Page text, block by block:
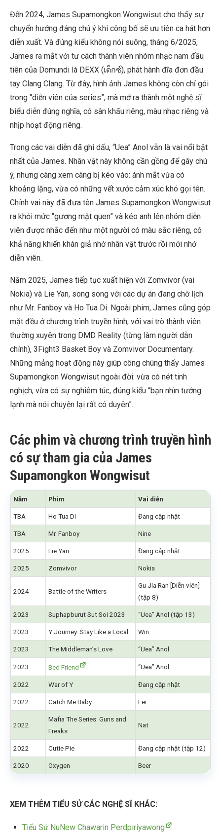
Đến 2024, James Supamongkon Wongwisut cho thấy sự
chuyển hướng đáng chú ý khi công bố sẽ ưu tiên ca hát hơn
diễn xuất. Và đúng kiểu không nói suông, tháng 6/2025,
James ra mắt với tư cách thành viên nhóm nhạc nam đầu
tiên của Domundi là DEXX (เด็กซ์), phát hành đĩa đơn đầu
tay Clang Clang. Từ đây, hình ảnh James không còn chỉ gói
trong “diễn viên của series”, mà mở ra thành một nghệ sĩ
biểu diễn đúng nghĩa, có sân khấu riêng, màu nhạc riêng và
nhịp hoạt động riêng.
Trong các vai diễn đã ghi dấu, “Uea” Anol vẫn là vai nổi bật
nhất của James. Nhân vật này không cần gồng để gây chú
ý, nhưng càng xem càng bị kéo vào: ánh mắt vừa có
khoảng lặng, vừa có những vết xước cảm xúc khó gọi tên.
Chính vai này đã đưa tên James Supamongkon Wongwisut
ra khỏi mức “gương mặt quen” và kéo anh lên nhóm diễn
viên được nhắc đến như một người có màu sắc riêng, có
khả năng khiến khán giả nhớ nhân vật trước rồi mới nhớ
diễn viên.
Năm 2025, James tiếp tục xuất hiện với Zomvivor (vai
Nokia) và Lie Yan, song song với các dự án đang chờ lịch
như Mr. Fanboy và Ho Tua Di. Ngoài phim, James cũng góp
mặt đều ở chương trình truyền hình, với vai trò thành viên
thường xuyên trong DMD Reality (từng làm người dẫn
chính), 3Fight3 Basket Boy và Zomvivor Documentary.
Những mảng hoạt động này giúp công chúng thấy James
Supamongkon Wongwisut ngoài đời: vừa có nét tinh
nghịch, vừa có sự nghiêm túc, đúng kiểu “bạn nhìn tưởng
lạnh mà nói chuyện lại rất có duyên”.
Các phim và chương trình truyền hình
có sự tham gia của James
Supamongkon Wongwisut
Năm Phim Vai diễn
TBA Ho Tua Di Đang cập nhật
TBA Mr. Fanboy Nine
2025 Lie Yan Đang cập nhật
2025 Zomvivor Nokia
2024 Battle of the Writers
Gu Jia Ran [Diễn viên]
(tập 8)
2023 Suphapburut Sut Soi 2023 “Uea” Anol (tập 13)
2023 Y Journey: Stay Like a Local Win
2023 The Middleman’s Love “Uea” Anol
2023 Bed Friend “Uea” Anol
2022 War of Y Đang cập nhật
2022 Catch Me Baby Fei
2022
Mafia The Series: Guns and
Freaks
Nat
2022 Cutie Pie Đang cập nhật (tập 12)
2020 Oxygen Beer
XEM THÊM TIỂU SỬ CÁC NGHỆ SĨ KHÁC:
Tiểu Sử NuNew Chawarin Perdpiriyawong